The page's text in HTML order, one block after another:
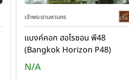
เจ้าพระยามหานคร
แบงค์คอก ฮอไรซอน พี48
(Bangkok Horizon P48)
N/A